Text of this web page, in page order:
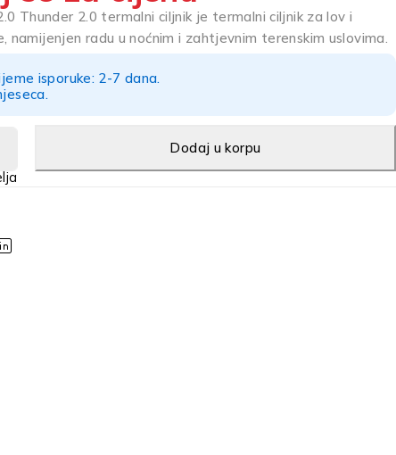
Thunder 2.0 termalni ciljnik je termalni ciljnik za lov i
namijenjen radu u noćnim i zahtjevnim terenskim uslovima.
isporuke: 2-7 dana.
Dodaj u korpu